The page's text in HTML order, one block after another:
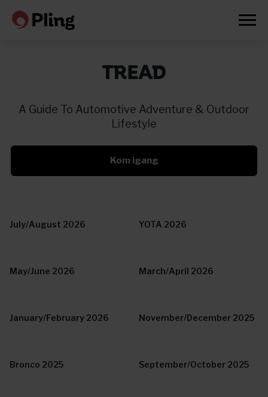
TREAD
A Guide To Automotive Adventure & Outdoor
Lifestyle
Kom igang
July/August 2026 YOTA 2026
May/June 2026 March/April 2026
January/February 2026 November/December 2025
Bronco 2025 September/October 2025